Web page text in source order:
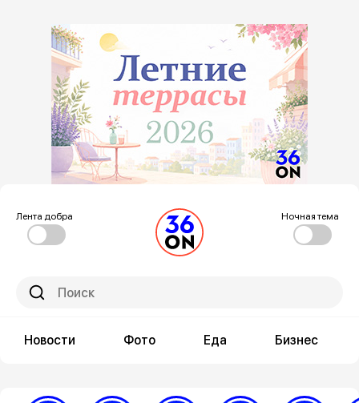
Лента добра Ночная тема
Новости Фото Еда Бизнес